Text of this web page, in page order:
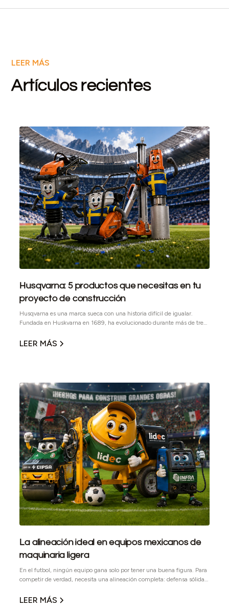
LEER MÁS
Artículos recientes
Husqvarna: 5 productos que necesitas en tu
proyecto de construcción
Husqvarna es una marca sueca con una historia difícil de igualar.
Fundada en Huskvarna en 1689, ha evolucionado durante más de tres
innovación, desempeño y enfoque profesional. En el sector
LEER MÁS
La alineación ideal en equipos mexicanos de
maquinaria ligera
En el futbol, ningún equipo gana solo por tener una buena figura. Para
competir de verdad, necesita una alineación completa: defensa sólida,
responder cuando el partido se pone complicado. En obra pasa algo
LEER MÁS